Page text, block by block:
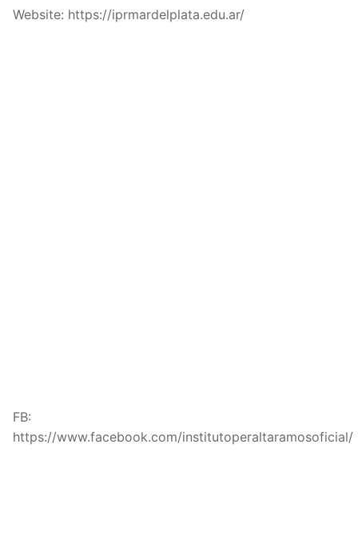
Website: https://iprmardelplata.edu.ar/
FB:
https://www.facebook.com/institutoperaltaramosoficial/